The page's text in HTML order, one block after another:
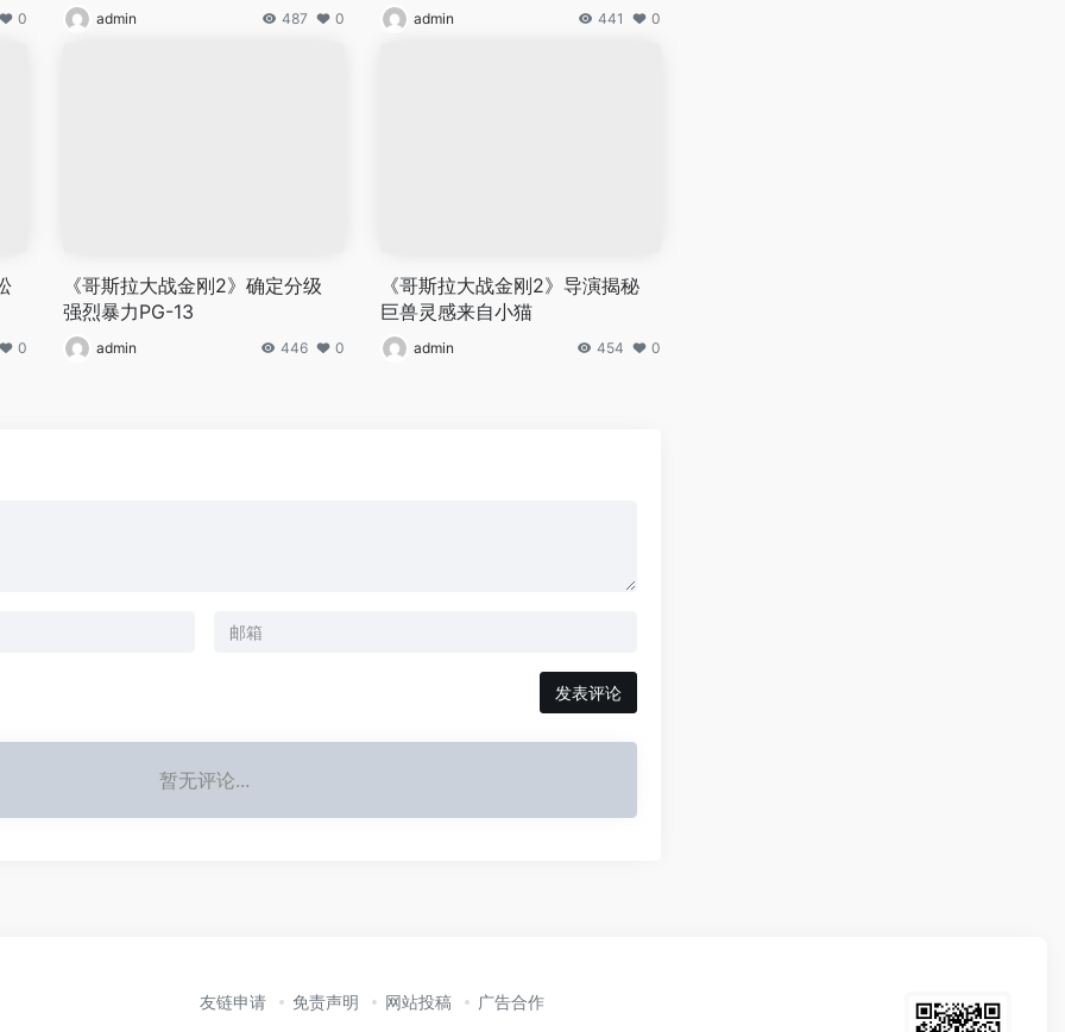
0 admin 487 0 admin 441 0
0
《哥斯拉大战金刚2》确定分级
强烈暴力PG-13
admin 446 0
《哥斯拉大战金刚2》导演揭秘
巨兽灵感来自小猫
admin 454 0
发表评论
暂无评论...
友链申请 免责声明 网站投稿 广告合作